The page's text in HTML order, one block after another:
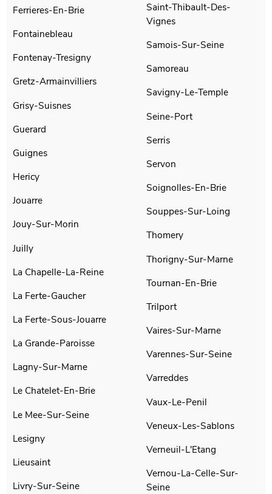
Ferrieres-En-Brie
Fontainebleau
Fontenay-Tresigny
Gretz-Armainvilliers
Grisy-Suisnes
Guerard
Guignes
Hericy
Jouarre
Jouy-Sur-Morin
Juilly
La Chapelle-La-Reine
La Ferte-Gaucher
La Ferte-Sous-Jouarre
La Grande-Paroisse
Lagny-Sur-Marne
Le Chatelet-En-Brie
Le Mee-Sur-Seine
Lesigny
Lieusaint
Livry-Sur-Seine
Saint-Thibault-Des-
Vignes
Samois-Sur-Seine
Samoreau
Savigny-Le-Temple
Seine-Port
Serris
Servon
Soignolles-En-Brie
Souppes-Sur-Loing
Thomery
Thorigny-Sur-Marne
Tournan-En-Brie
Trilport
Vaires-Sur-Marne
Varennes-Sur-Seine
Varreddes
Vaux-Le-Penil
Veneux-Les-Sablons
Verneuil-L'Etang
Vernou-La-Celle-Sur-
Seine